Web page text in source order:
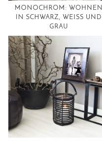
MONOCHROM: WOHNEN
IN SCHWARZ, WEISS UND
GRAU